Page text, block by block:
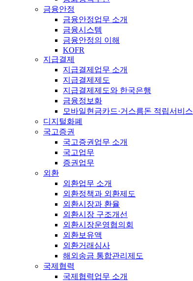
금융안정
금융안정업무 소개
금융시스템
금융안정의 이해
KOFR
지급결제
지급결제업무 소개
지급결제제도
지급결제제도와 한국은행
금융정보화
모바일현금카드·거스름돈 적립서비스
디지털화폐
국고증권
국고증권업무 소개
국고업무
증권업무
외환
외환업무 소개
외환정책과 외환제도
외환시장과 환율
외환시장 구조개선
외환시장운영협의회
외환보유액
외환거래심사
해외송금 통합관리제도
국제협력
국제협력업무 소개